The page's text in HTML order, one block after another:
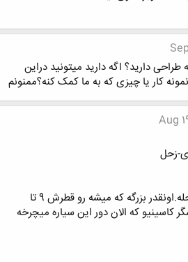
دارید؟ اگه دارید میتونید دراین
کار یا چیزی که به ما کمک کنه؟ممنونم
Aug
زحل
این تصویر مربوط به سیاره زحله.اونقدر بزرگه که میشه رو قطرش 9 تا
کاسینیو که الان دور این سیاره میچرخه